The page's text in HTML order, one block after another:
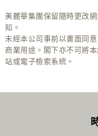
美麗華集團保留隨時更改
知。
未經本公司事前以書面同
商業用途。閣下亦不可將
站或電子檢索系統。